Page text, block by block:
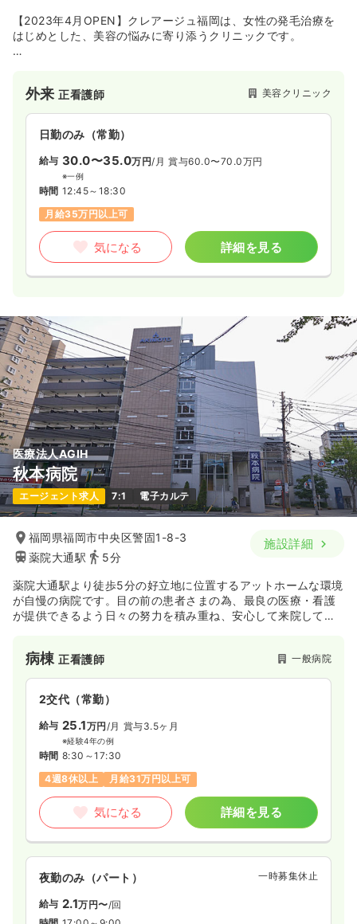
気になる 詳細を見る
訪問看護正看護師 一般＋療養
日勤のみ（常勤）
給与 22.0〜27.2万円/月 賞与3.5ヶ月
※一例
時間 8:30～17:00（休憩60分）
オンコールあり
月給27万円以上可
気になる 詳細を見る
【2023年4月OPEN】クレアージュ福岡は、女性の発毛治療を
はじめとした、美容の悩みに寄り添うクリニックです。
通した医師が在籍
2⃣女性の発毛治療実績15年 浜中聡子医師によるオリジナル薬剤
3⃣経験豊富な女性スタッフによる無料カウンセリング
4⃣安心して治療を受けられる環境 ★女性専用クリニック
5⃣生やすだけでなく、太くハリ艶のある髪を育てます
外来正看護師 美容クリニック
日勤のみ（常勤）
給与 30.0〜35.0万円/月 賞与60.0〜70.0万円
※一例
時間 12:45～18:30
月給35万円以上可
気になる 詳細を見る
医療法人AGIH
秋本病院
エージェント求人 7:1 電子カルテ
福岡県福岡市中央区警固1-8-3
薬院大通駅
5分
施設詳細
薬院大通駅より徒歩5分の好立地に位置するアットホームな環境
が自慢の病院です。目の前の患者さまの為、最良の医療・看護
が提供できるよう日々の努力を積み重ね、安心して来院してい
病棟正看護師 一般病院
2交代（常勤）
給与 25.1万円/月 賞与3.5ヶ月
※経験4年の例
時間 8:30～17:30
4週8休以上
月給31万円以上可
気になる 詳細を見る
夜勤のみ（パート） 一時募集休止
給与 2.1万円〜/回